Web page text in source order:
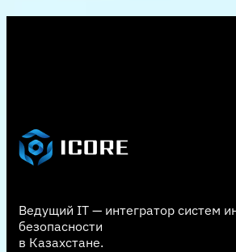
Ведущий IT — интегратор систем
безопасности
в Казахстане.